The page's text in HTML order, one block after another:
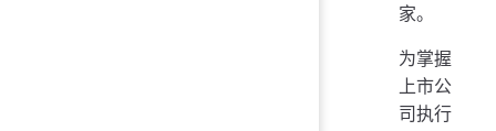
家。
为掌握
上市公
司执行